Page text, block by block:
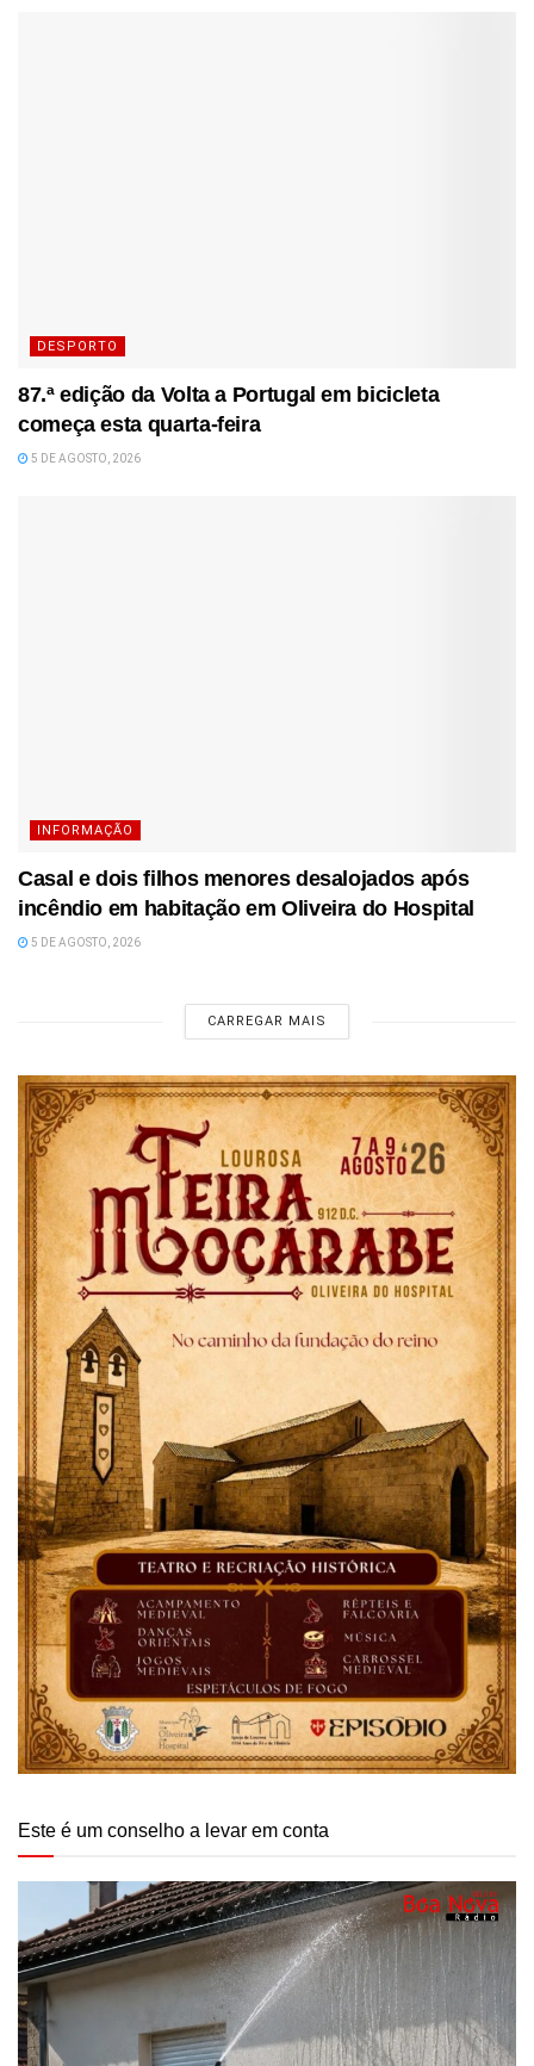
DESPORTO
87.ª edição da Volta a Portugal em bicicleta
começa esta quarta-feira
5 DE AGOSTO, 2026
INFORMAÇÃO
Casal e dois filhos menores desalojados após
incêndio em habitação em Oliveira do Hospital
5 DE AGOSTO, 2026
CARREGAR MAIS
Este é um conselho a levar em conta